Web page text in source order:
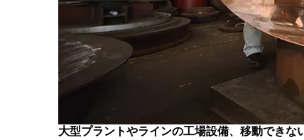
大型プラントやラインの工場設備、移動でき